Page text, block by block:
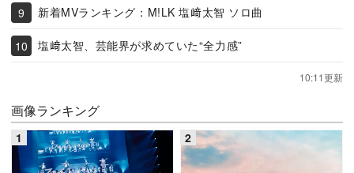
新着MVランキング：M!LK 塩﨑太智 ソロ曲
塩﨑太智、芸能界が求めていた“全力感”
10:11更新
画像ランキング